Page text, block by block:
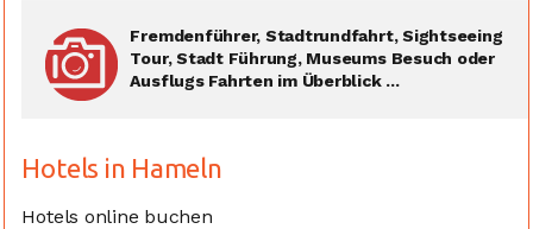
Fremdenführer, Stadtrundfahrt, Sightseeing
Tour, Stadt Führung, Museums Besuch oder
Ausflugs Fahrten im Überblick ...
Hotels in Hameln
Hotels online buchen